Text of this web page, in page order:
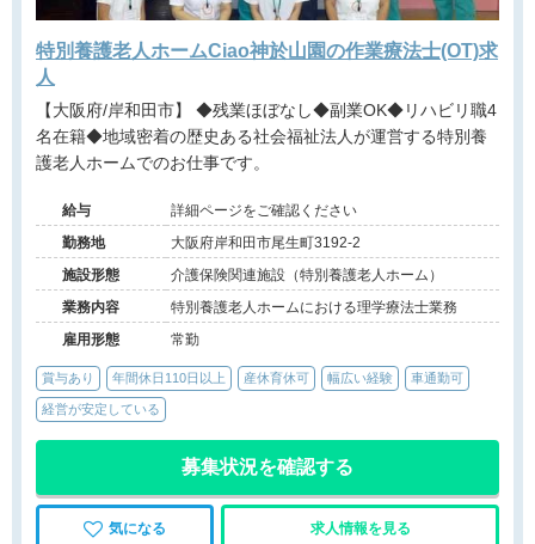
特別養護老人ホームCiao神於山園の作業療法士(OT)求
人
【大阪府/岸和田市】 ◆残業ほぼなし◆副業OK◆リハビリ職4
名在籍◆地域密着の歴史ある社会福祉法人が運営する特別養
護老人ホームでのお仕事です。
給与
詳細ページをご確認ください
勤務地
大阪府岸和田市尾生町3192-2
施設形態
介護保険関連施設（特別養護老人ホーム）
業務内容
特別養護老人ホームにおける理学療法士業務
雇用形態
常勤
賞与あり 年間休日110日以上 産休育休可 幅広い経験 車通勤可
経営が安定している
募集状況を確認する
気になる 求人情報を見る